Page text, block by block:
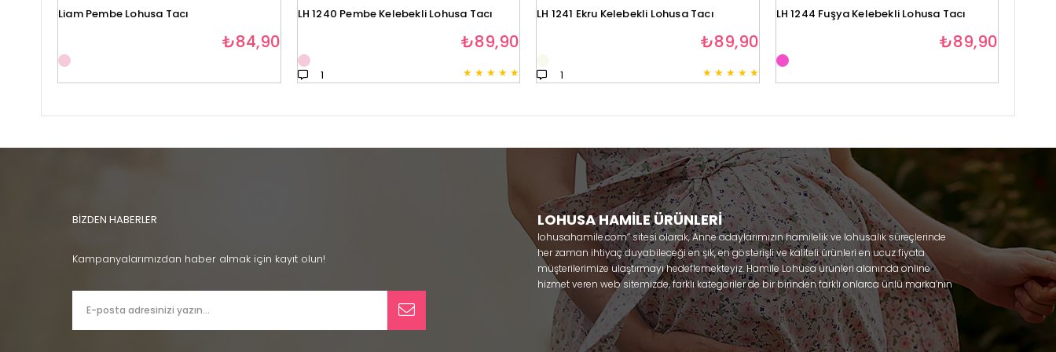
Liam Pembe Lohusa Tacı
₺84,90
LH 1240 Pembe Kelebekli Lohusa Tacı
★ ★ ★ ★ ★
1
₺89,90
LH 1241 Ekru Kelebekli Lohusa Tacı
★ ★ ★ ★ ★
1
₺89,90
LH 1244 Fuşya Kelebekli Lohusa Tacı
₺89,90
BİZDEN HABERLER
Kampanyalarımızdan haber almak için kayıt olun!
LOHUSA HAMİLE ÜRÜNLERİ
lohusahamile.com’’ sitesi olarak, Anne adaylarımızın hamilelik ve lohusalık süreçlerinde
her zaman ihtiyaç duyabileceği en şık, en gösterişli ve kaliteli ürünleri en ucuz fiyata
müşterilerimize ulaştırmayı hedeflemekteyiz. Hamile Lohusa ürünleri alanında online
hizmet veren web sitemizde, farklı kategoriler de bir birinden farklı onlarca ünlü marka’nın
ürünlerine sadece bir tık uzaklıkta olacaksınız. Hem hamilelik öncesi hem doğum sonrası
kullanabileceğiniz ürünler ile gebelik döneminizi huzur içinde geçirmenize yardımcı
olmaya çalışmaktayız. Annelerimizin ihtiyaç duydukları lohusa pijama, lohusa gecelik,
lohusa sabahlık, hamile pijama, hamile gecelik, Emzirme sütyeni, Emzirme atleti, Lohusa